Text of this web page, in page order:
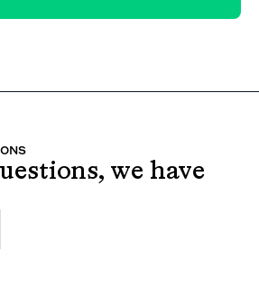
we have